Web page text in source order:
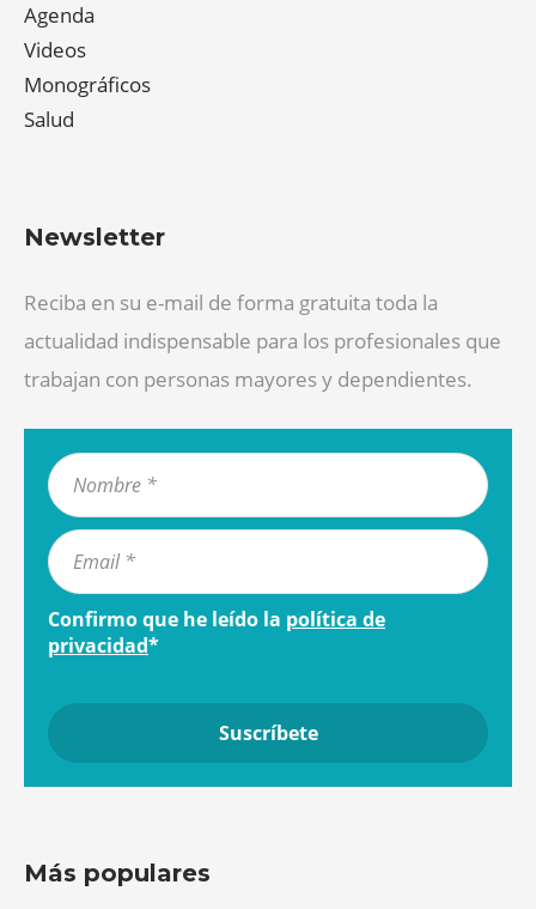
Agenda
Videos
Monográficos
Salud
Newsletter
Reciba en su e-mail de forma gratuita toda la
actualidad indispensable para los profesionales que
trabajan con personas mayores y dependientes.
Confirmo que he leído la política de
privacidad*
Más populares